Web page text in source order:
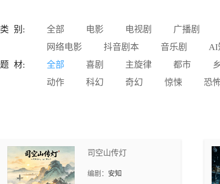
随着社会的发展，家长们望
子成龙的心情越来越迫切，
这种急切的心情强加给孩
子，从而造成了很多无法挽
回的悲剧。如果再给发生悲
生什么情况。身为父母，要
效，拍摄成本低。以现实世
们采取正确的育儿方法，宣
类 别: 全部 电影 电视剧
广播剧
网络电影
抖音剧本 音乐剧
AI
题 材:
全部 喜剧 主旋律 都市
动作
科幻 奇幻 惊悚 恐
司空山传灯
编剧： 安知